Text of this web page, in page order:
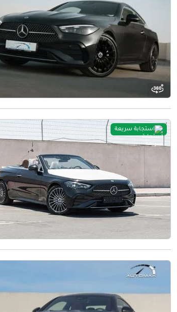
استجابة سريعة